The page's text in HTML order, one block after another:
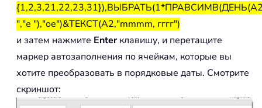
","е "),"ое")&ТЕКСТ(A2,"mmmm, гггг")
и затем нажмите Enterклавишу, и перетащите
маркер автозаполнения по ячейкам, которые вы
хотите преобразовать в порядковые даты. Смотрите
скриншот: